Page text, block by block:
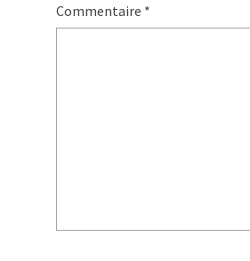
Commentaire *